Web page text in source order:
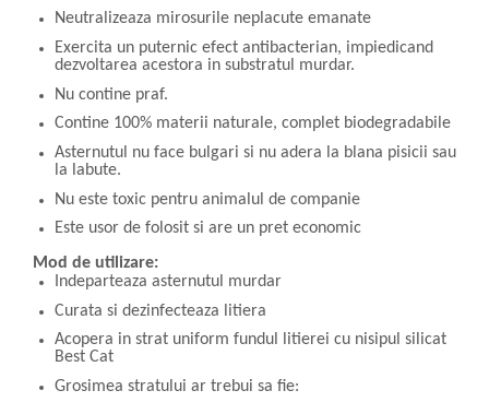
Neutralizeaza mirosurile neplacute emanate
Exercita un puternic efect antibacterian, impiedicand
dezvoltarea acestora in substratul murdar.
Nu contine praf.
Contine 100% materii naturale, complet biodegradabile
Asternutul nu face bulgari si nu adera la blana pisicii sau
la labute.
Nu este toxic pentru animalul de companie
Este usor de folosit si are un pret economic
Mod de utilizare:
Indeparteaza asternutul murdar
Curata si dezinfecteaza litiera
Acopera in strat uniform fundul litierei cu nisipul silicat
Best Cat
Grosimea stratului ar trebui sa fie: